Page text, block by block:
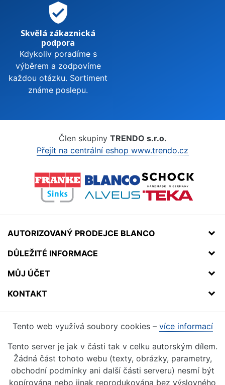
verified_user
Skvělá zákaznická
podpora
Kdykoliv poradíme s
výběrem a zodpovíme
každou otázku. Sortiment
známe poslepu.
Člen skupiny TRENDO s.r.o.
Přejít na centrální eshop www.trendo.cz
AUTORIZOVANÝ PRODEJCE BLANCO
DŮLEŽITÉ INFORMACE
MŮJ ÚČET
KONTAKT
Tento web využívá soubory cookies – více informací
Tento server je jak v části tak v celku autorským dílem.
Žádná část tohoto webu (texty, obrázky, parametry,
obchodní podmínky ani další části serveru) nesmí být
kopírována nebo jinak reprodukována bez výslovného